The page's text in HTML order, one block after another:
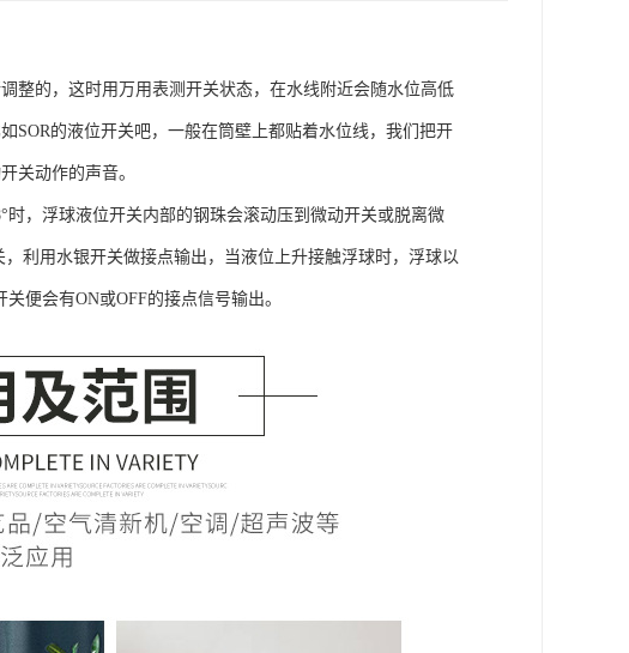
整的，这时用万用表测开关状态，在水线附近会随水位高低
SOR的液位开关吧，一般在筒壁上都贴着水位线，我们把开
关动作的声音。
，浮球液位开关内部的钢珠会滚动压到微动开关或脱离微
利用水银开关做接点输出，当液位上升接触浮球时，浮球以
便会有ON或OFF的接点信号输出。